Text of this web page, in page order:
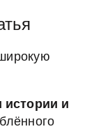
истории и